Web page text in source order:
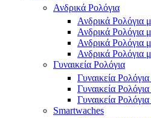
Ανδρικά Ρολόγια
Ανδρικά Ρολόγια
Ανδρικά Ρολόγια
Ανδρικά Ρολόγια
Ανδρικά Ρολόγια
Γυναικεία Ρολόγια
Γυναικεία
Γυναικεία
Γυναικεία
Smartwaches